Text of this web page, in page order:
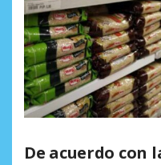
De acuerdo con